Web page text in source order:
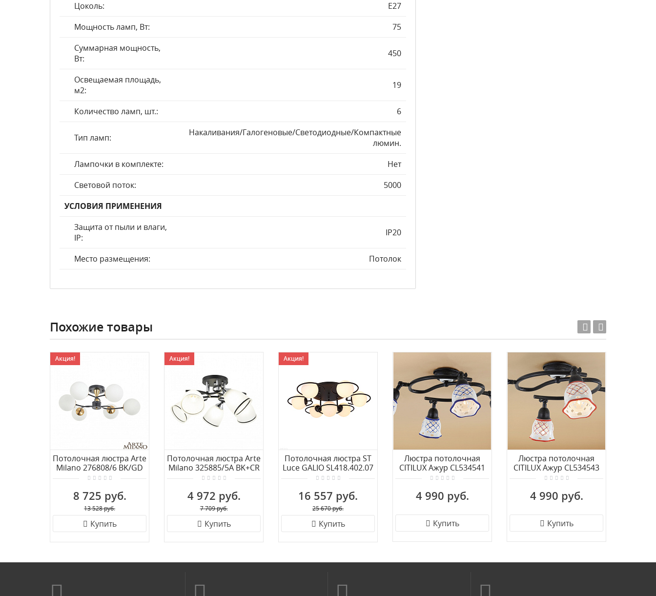
Цоколь:
E27
Мощность ламп, Вт:
75
Суммарная мощность,
Вт:
450
Освещаемая площадь,
м2:
19
Количество ламп, шт.: 6
Тип ламп:
Накаливания/Галогеновые/Светодиодные/Компактные
люмин.
Лампочки в комплекте:
Нет
Световой поток:
5000
УСЛОВИЯ ПРИМЕНЕНИЯ
Защита от пыли и влаги,
IP:
IP20
Место размещения: Потолок
Похожие товары
Акция!
Потолочная люстра Arte
Milano 276808/6 BK/GD
8 725 руб.
13 528 руб.
Купить
Акция!
Потолочная люстра Arte
Milano 325885/5A BK+CR
4 972 руб.
7 709 руб.
Купить
Акция!
Потолочная люстра ST
Luce GALIO SL418.402.07
16 557 руб.
25 670 руб.
Купить
Люстра потолочная
CITILUX Ажур CL534541
4 990 руб.
Купить
Люстра потолочная
CITILUX Ажур CL534543
4 990 руб.
Купить